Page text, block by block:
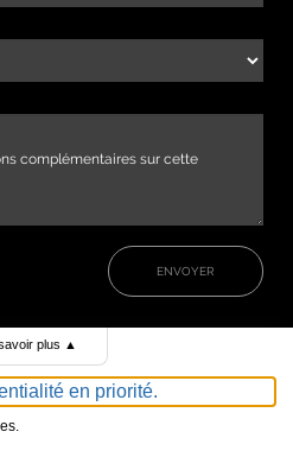
ENVOYER
plus ▲
en priorité.